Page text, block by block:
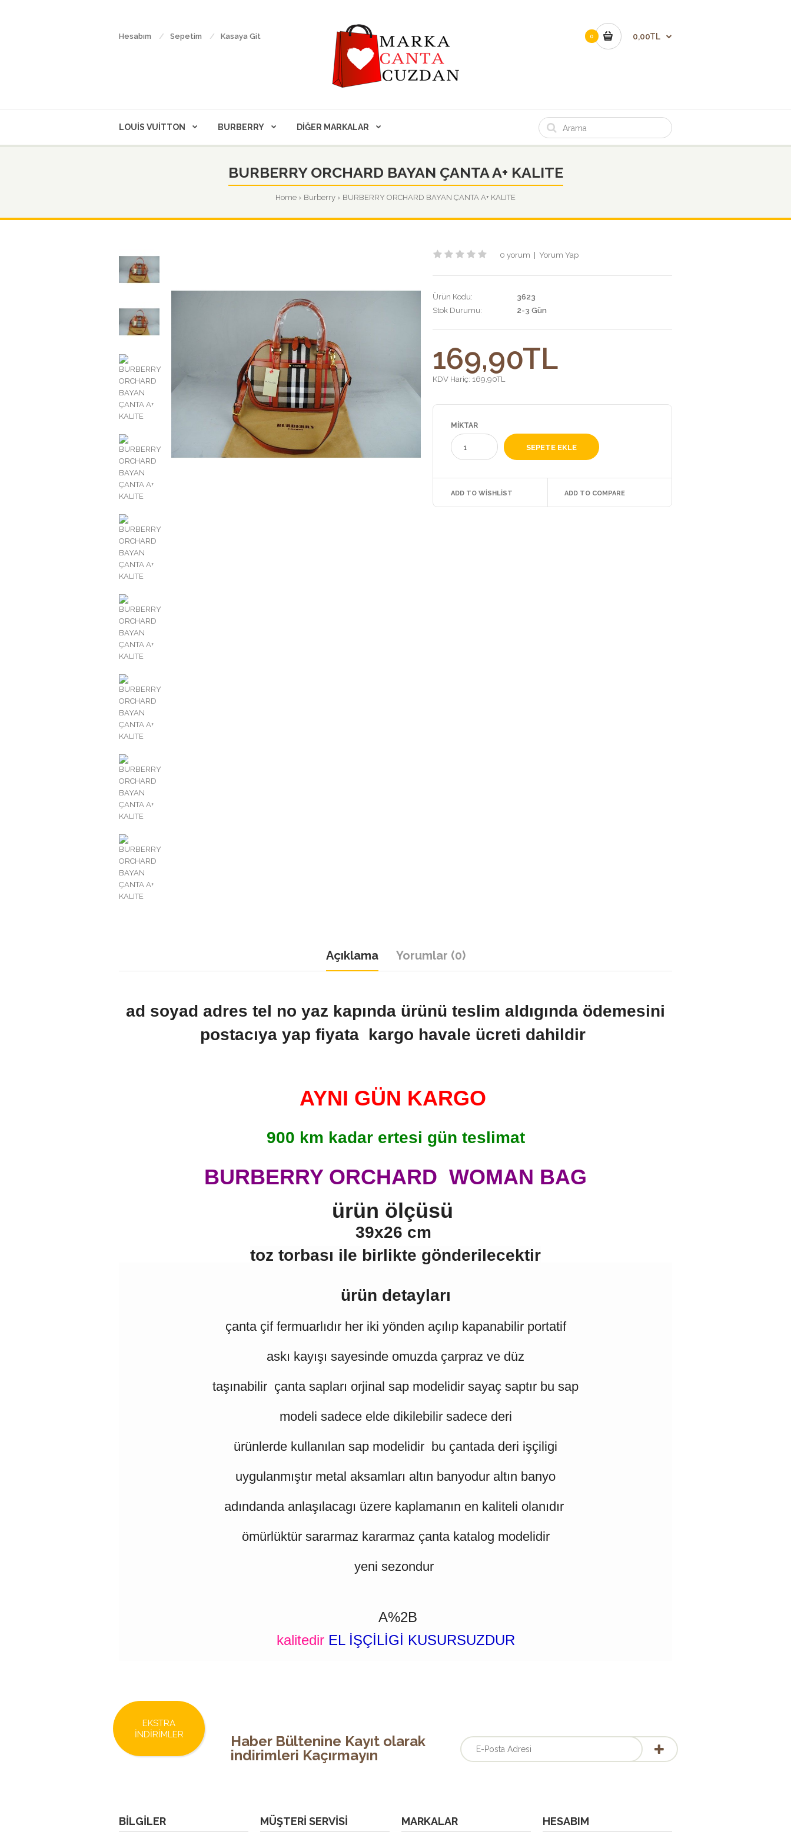
Hesabım Sepetim Kasaya Git 0 0,00TL
LOUİS VUİTTON BURBERRY DIĞER MARKALAR
BURBERRY ORCHARD BAYAN ÇANTA A+ KALITE
Home Burberry BURBERRY ORCHARD BAYAN ÇANTA A+ KALITE
0 yorum |Yorum Yap
Ürün Kodu:
3623
Stok Durumu:
2-3 Gün
169,90TL
KDV Hariç: 169,90TL
MIKTAR
ADD TO WISHLIST ADD TO COMPARE
Açıklama Yorumlar (0)
ad soyad adres tel no yaz kapında ürünü teslim aldıgında ödemesini
postacıya yap fiyata kargo havale ücreti dahildir
AYNI GÜN KARGO
900 km kadar ertesi gün teslimat
BURBERRY ORCHARD WOMAN BAG
ürün ölçüsü
39x26 cm
toz torbası ile birlikte gönderilecektir
ürün detayları
çanta çif fermuarlıdır her iki yönden açılıp kapanabilir portatif
askı kayışı sayesinde omuzda çarpraz ve düz
taşınabilir çanta sapları orjinal sap modelidir sayaç saptır bu sap
modeli sadece elde dikilebilir sadece deri
ürünlerde kullanılan sap modelidir bu çantada deri işçiligi
uygulanmıştır metal aksamları altın banyodur altın banyo
adındanda anlaşılacagı üzere kaplamanın en kaliteli olanıdır
ömürlüktür sararmaz kararmaz çanta katalog modelidir
yeni sezondur
A%2B
kalitedir EL İŞÇİLİGİ KUSURSUZDUR
EKSTRA
İNDIRIMLER
Haber Bültenine Kayıt olarak
indirimleri Kaçırmayın
BILGILER MÜŞTERI SERVISI MARKALAR HESABIM